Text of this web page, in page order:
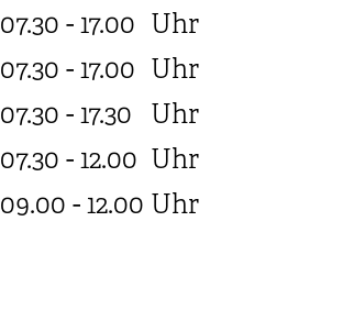
07.30 - 17.00 Uhr
07.30 - 17.00 Uhr
07.30 - 17.30
Uhr
07.30 - 12.00 Uhr
09.00 - 12.00 Uhr